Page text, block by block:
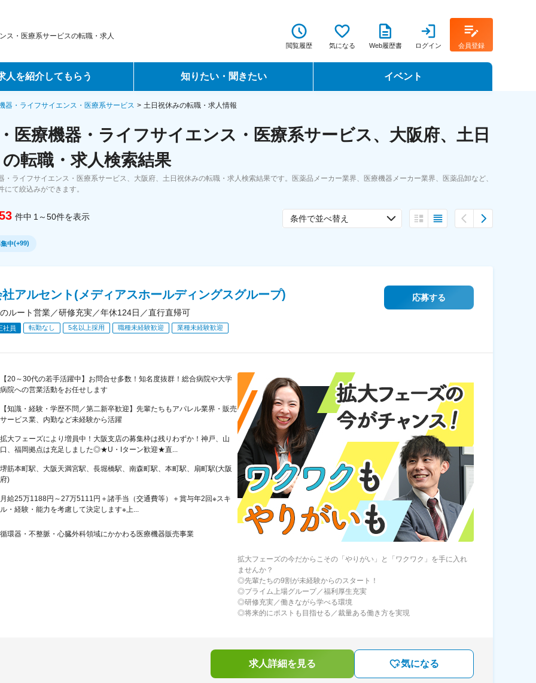
ス・医療系サービスの転職・求人
閲覧履歴 気になる Web履歴書 ログイン 会員登録
人を紹介してもらう
トサービス
ービス
エージェントサービス
知りたい・聞きたい
転職ノウハウ
データで見る転職
コラム・インタビュー
イベント
転職フェア
器・ライフサイエンス・医療系サービス 土日祝休みの転職・求人情報
医療機器・ライフサイエンス・医療系サービス、大阪府、土日
転職・求人検索結果
・ライフサイエンス・医療系サービス、大阪府、土日祝休みの転職・求人検索結果です。医薬品メーカー業界、医療機器メーカー業界、医薬品卸など、
にて絞込みができます。
件中 1～50件を表示 条件で並べ替え
中(+99)
アルセント(メディアスホールディングスグループ)
ルート営業／研修充実／年休124日／直行直帰可
社員 転勤なし 5名以上採用 職種未経験歓迎 業種未経験歓迎
応募する
【20～30代の若手活躍中】お問合せ多数！知名度抜群！総合病院や大学
病院への営業活動をお任せします
【知識・経験・学歴不問／第二新卒歓迎】先輩たちもアパレル業界・販売
サービス業、内勤など未経験から活躍
拡大フェーズにより増員中！大阪支店の募集枠は残りわずか！神戸、山
口、福岡拠点は充足しました◎★U・Iターン歓迎★直...
堺筋本町駅、大阪天満宮駅、長堀橋駅、南森町駅、本町駅、扇町駅(大阪
府)
月給25万1188円～27万5111円＋諸手当（交通費等）＋賞与年2回※スキ
ル・経験・能力を考慮して決定します※上...
循環器・不整脈・心臓外科領域にかかわる医療機器販売事業
拡大フェーズの今だからこその「やりがい」と「ワクワク」を手に入れ
ませんか？
◎先輩たちの9割が未経験からのスタート！
◎プライム上場グループ／福利厚生充実
◎研修充実／働きながら学べる環境
◎将来的にポストも目指せる／裁量ある働き方を実現
求人詳細を見る 気になる